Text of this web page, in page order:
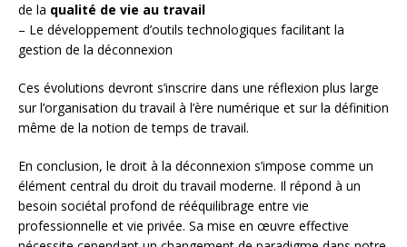
de la qualité de vie au travail
– Le développement d’outils technologiques facilitant la
gestion de la déconnexion
Ces évolutions devront s’inscrire dans une réflexion plus large
sur l’organisation du travail à l’ère numérique et sur la définition
même de la notion de temps de travail.
En conclusion, le droit à la déconnexion s’impose comme un
élément central du droit du travail moderne. Il répond à un
besoin sociétal profond de rééquilibrage entre vie
professionnelle et vie privée. Sa mise en œuvre effective